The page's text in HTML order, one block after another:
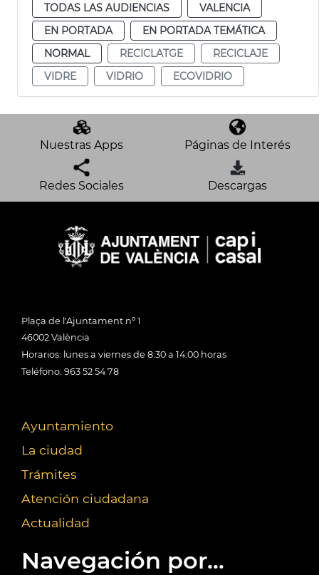
TODAS LAS AUDIENCIAS
VALENCIA
EN PORTADA
EN PORTADA TEMÁTICA
NORMAL
RECICLATGE
RECICLAJE
VIDRE
VIDRIO ECOVIDRIO
Nuestras Apps Páginas de Interés
Redes Sociales Descargas
Plaça de l'Ajuntament nº 1
46002 València
Horarios: lunes a viernes de 8:30 a 14:00 horas
Teléfono: 963 52 54 78
Ayuntamiento
La ciudad
Trámites
Atención ciudadana
Actualidad
Navegación por...